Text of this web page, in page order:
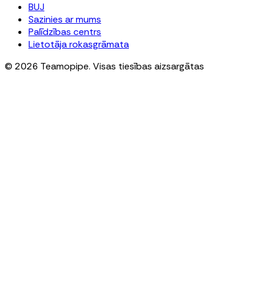
BUJ
Sazinies ar mums
Palīdzības centrs
Lietotāja rokasgrāmata
© 2026 Teamopipe. Visas tiesības aizsargātas